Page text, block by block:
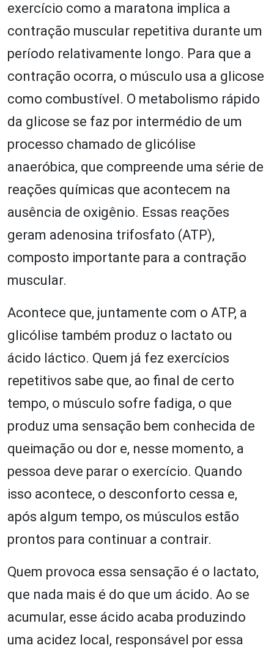
exercício como a maratona implica a
contração muscular repetitiva durante um
período relativamente longo. Para que a
contração ocorra, o músculo usa a glicose
como combustível. O metabolismo rápido
da glicose se faz por intermédio de um
processo chamado de glicólise
anaeróbica, que compreende uma série de
reações químicas que acontecem na
ausência de oxigênio. Essas reações
geram adenosina trifosfato (ATP),
composto importante para a contração
muscular.
Acontece que, juntamente com o ATP, a
glicólise também produz o lactato ou
ácido láctico. Quem já fez exercícios
repetitivos sabe que, ao final de certo
tempo, o músculo sofre fadiga, o que
produz uma sensação bem conhecida de
queimação ou dor e, nesse momento, a
pessoa deve parar o exercício. Quando
isso acontece, o desconforto cessa e,
após algum tempo, os músculos estão
prontos para continuar a contrair.
Quem provoca essa sensação é o lactato,
que nada mais é do que um ácido. Ao se
acumular, esse ácido acaba produzindo
uma acidez local, responsável por essa